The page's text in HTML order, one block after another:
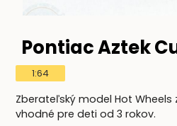
Pontiac Aztek
1:64
Zberateľský model Hot Wheels
vhodné pre deti od 3 rokov.